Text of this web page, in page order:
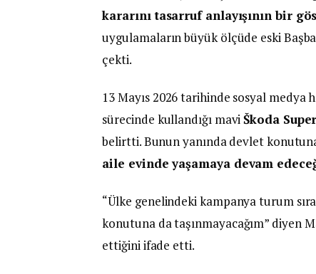
kararını tasarruf anlayışının bir
uygulamaların büyük ölçüde eski
çekti.
13 Mayıs 2026 tarihinde sosyal medya
sürecinde kullandığı maviŠkoda
belirtti. Bunun yanında devlet konutuna
aile evinde yaşamaya devam
“Ülke genelindeki kampanya turum
konutuna da taşınmayacağım” diyen
ettiğini ifade etti.